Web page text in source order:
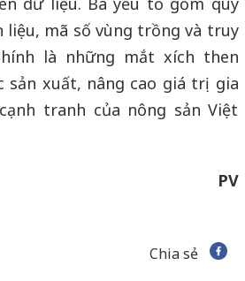
liệu, mã số vùng trồng và truy
là những mắt xích then
sản xuất, nâng cao giá trị gia
tranh của nông sản Việt
PV
Chia sẻ